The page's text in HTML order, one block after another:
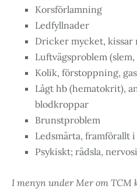
Korsförlamning
Ledfyllnader
Dricker mycket, kissar
Luftvägsproblem
Kolik, förstoppning,
Lågt hb (hematokrit),
blodkroppar
Brunstproblem
Ledsmärta, framförallt
Psykiskt; rädsla,
I menyn under Mer om TCM